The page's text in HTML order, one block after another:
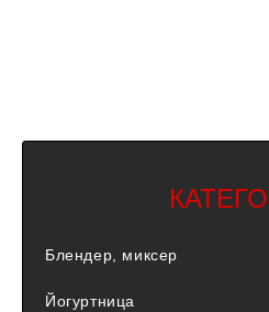
Блендер, миксер
Йогуртница